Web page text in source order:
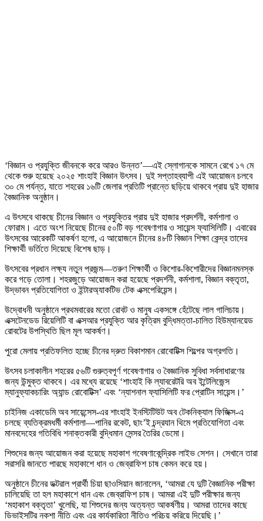
‘বিজ্ঞান ও প্রযুক্তি জীবনকে করে আরও উন্নত’—এই স্লোগানকে সামনে রেখে ১৭ মে
থেকে শুরু হয়েছে ২০২৫ শাংহাই বিজ্ঞান উৎসব। দুই সপ্তাহব্যাপী এই আয়োজন চলবে
৩০ মে পর্যন্ত, যাতে শহরের ১৬টি জেলার প্রতিটি প্রান্তে ছড়িয়ে থাকবে প্রায় দুই হাজার
বৈজ্ঞানিক অনুষ্ঠান।
এ উৎসবে থাকছে চীনের বিজ্ঞান ও প্রযুক্তির প্রায় দুই হাজার প্রদর্শনী, কর্মশালা ও
ফোরাম। এতে অংশ নিয়েছে চীনের ৫০টি বড় গবেষণাগার ও সায়েন্স ফ্যাসিলিটি। এবারের
উৎসবের আরেকটি আকর্ষণ হলো, এ আয়োজনে চীনের ৪৮টি বিজ্ঞান শিক্ষা কেন্দ্র তাদের
শিক্ষার্থী ভর্তিতে দিয়েছে বিশেষ ছাড়।
উৎসবের প্রধান লক্ষ্য নতুন প্রজন্ম—তরুণ শিক্ষার্থী ও কিশোর-কিশোরীদের বিজ্ঞানমনস্ক
করে গড়ে তোলা। শহরজুড়ে আয়োজন করা হয়েছে প্রদর্শনী, কর্মশালা, বিজ্ঞান বক্তৃতা,
উদ্ভাবন প্রতিযোগিতা ও ইন্টারঅ্যাকটিভ টেক এক্সপেরিয়েন্স।
উদ্বোধনী অনুষ্ঠানে প্রথমবারের মতো রোবট ও মানুষ একসঙ্গে হেঁটেছে লাল গালিচায়।
এক্সটেনডেড রিয়েলিটি বা এক্সআর প্রযুক্তি আর কৃত্রিম বুদ্ধিমত্তা-চালিত হিউম্যানয়েড
রোবটের উপস্থিতি ছিল মূল আকর্ষণ।
পুরো মেলায় প্রতিফলিত হচ্ছে চীনের দ্রুত বিকাশমান রোবোটিক্স শিল্পের অগ্রগতি।
উৎসব চলাকালীন শহরের ৫৬টি গুরুত্বপূর্ণ গবেষণাগার ও বৈজ্ঞানিক সুবিধা সর্বসাধারণের
জন্য উন্মুক্ত থাকবে। এর মধ্যে রয়েছে ‘শাংহাই কি ল্যাবরেটরি অব ইন্টেলিজেন্স
ম্যানুফ্যাকচারিং অ্যান্ড রোবোটিক্স’ এবং ‘ন্যাশনাল ফ্যাসিলিটি ফর প্রোটিন সায়েন্স।’
চাইনিজ একাডেমি অব সায়েন্সেস-এর শাংহাই ইনস্টিটিউট অব টেকনিক্যাল ফিজিক্স-এ
চলছে ব্যতিক্রমধর্মী কর্মশালা—পানির রকেট, ছাং’ই চন্দ্রযান থিমে প্রতিযোগিতা এবং
মানবদেহের গতিবিধি শনাক্তকারী বুদ্ধিমান সেন্সর তৈরির ডেমো।
শিশুদের জন্য আয়োজন করা হয়েছে মহাকাশ গবেষণাকেন্দ্রিক লাইভ সেশন। সেখানে তারা
সরাসরি জানতে পারছে মহাকাশে ধান ও জেব্রাফিশ চাষ কেমন করে হয়।
অনুষ্ঠানে চীনের ডক্টরাল প্রার্থী চিয়া ছাওসিয়ান জানালেন, ‘আমরা যে দুটি বৈজ্ঞানিক পরীক্ষা
চালিয়েছি তা হল মহাকাশে ধান এবং জেব্রাফিশ চাষ। আমরা এই দুটি পরীক্ষার জন্য
‘মহাকাশ বক্তৃতা’ খুলেছি, যা শিশুদের জন্য অত্যন্ত আকর্ষণীয়। আমরা তাদের কাছে
ডিভাইসটির নকশা নীতি এবং এর কার্যকারিতা নীতিও পরিচয় করিয়ে দিয়েছি।’